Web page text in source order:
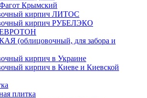
Крымский
кирпич ЛИТОС
кирпич РУБЕЛЭКО
ЕВРОТОН
(облицовочный, для забора и
кирпич в Украине
кирпич в Киеве и Киевской